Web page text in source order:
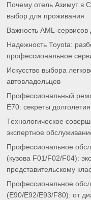
Почему отель Азимут в
выбор для проживания
Важность AML-
Надежность Toyota:
профессиональное
Искусство выбора
автовладельцев
Профессиональный
E70: секреты
Технологическое
экспертное
Профессиональное
(кузова F01/F02/F04):
представительскому
Профессиональное
(E90/E92/E93/F80): от